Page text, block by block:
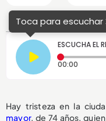
Toca para escuchar
ESCUCHA EL
00:00
Hay tristeza en la
mayor, de 74 años,